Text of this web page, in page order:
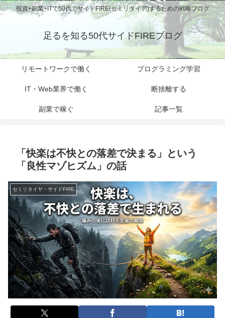
投資+副業+ITで50代でサイドFIRE(セミリタイア)するための戦略ブログ
足るを知る50代サイドFIREブログ
リモートワークで働く プログラミング学習
IT・Web業界で働く 断捨離する
副業で稼ぐ 記事一覧
「快楽は不快との落差で決まる」という
「良性マゾヒズム」の話
セミリタイヤ・サイドFIRE